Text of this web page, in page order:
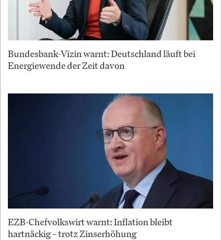
Bundesbank-Vizin warnt: Deutschland läuft bei
Energiewende der Zeit davon
EZB-Chefvolkswirt warnt: Inflation bleibt
hartnäckig – trotz Zinserhöhung